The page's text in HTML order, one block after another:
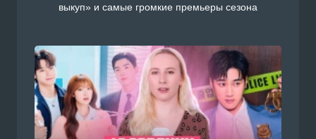
выкуп» и самые громкие премьеры сезона